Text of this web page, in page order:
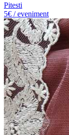
Pitesti
5€ / eveniment